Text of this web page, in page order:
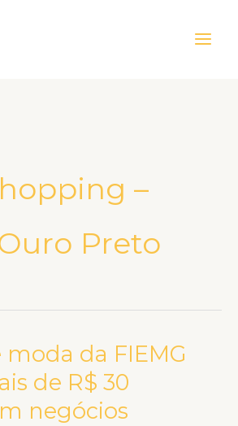
Menu
–
Preto
moda da FIEMG
de R$ 30
negócios